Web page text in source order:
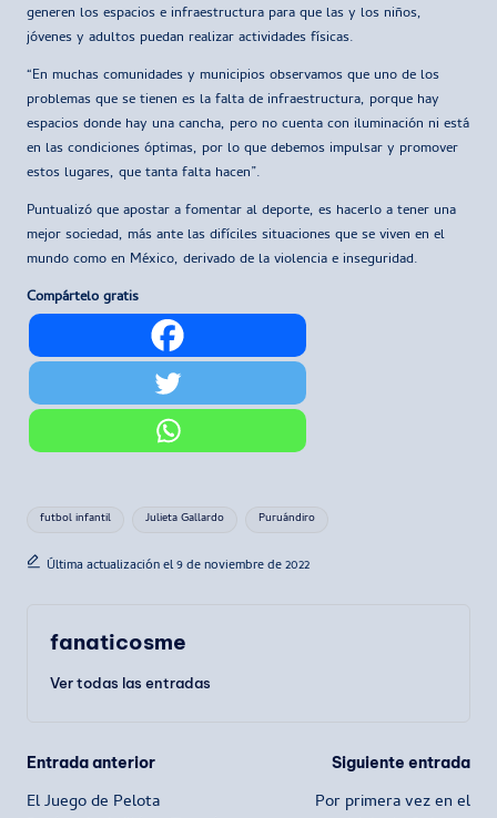
generen los espacios e infraestructura para que las y los niños,
jóvenes y adultos puedan realizar actividades físicas.
“En muchas comunidades y municipios observamos que uno de los
problemas que se tienen es la falta de infraestructura, porque hay
espacios donde hay una cancha, pero no cuenta con iluminación ni está
en las condiciones óptimas, por lo que debemos impulsar y promover
estos lugares, que tanta falta hacen”.
Puntualizó que apostar a fomentar al deporte, es hacerlo a tener una
mejor sociedad, más ante las difíciles situaciones que se viven en el
mundo como en México, derivado de la violencia e inseguridad.
Compártelo gratis
Etiquetas:
futbol infantil Julieta Gallardo Puruándiro
Última actualización el 9 de noviembre de 2022
fanaticosme
Ver todas las entradas
Navegación
Entrada anterior
El Juego de Pelota
Siguiente entrada
Por primera vez en el